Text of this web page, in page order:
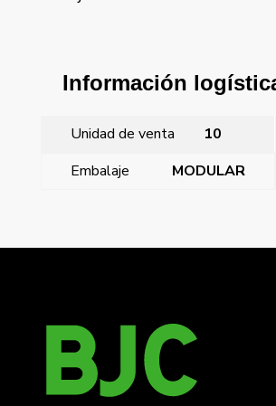
Información
Unidad de venta 10
Embalaje
MODULAR